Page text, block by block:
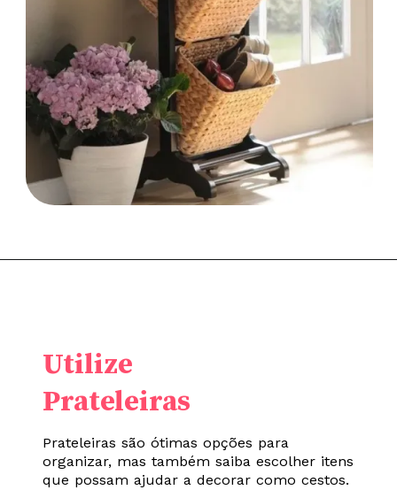
Prateleiras são ótimas opções para
organizar, mas também saiba escolher itens
que possam ajudar a decorar como cestos.
Utilize
Prateleiras